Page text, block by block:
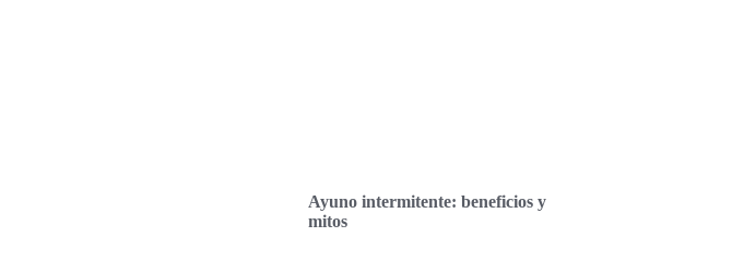
Ayuno intermitente: beneficios y
mitos